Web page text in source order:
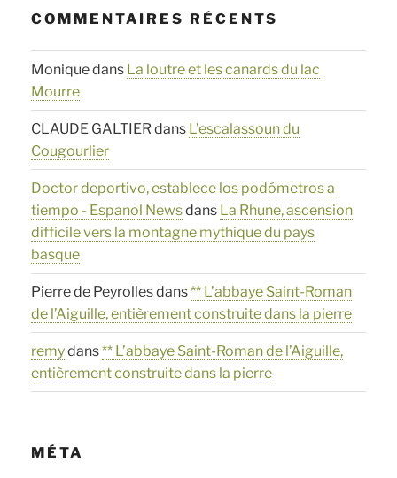
COMMENTAIRES RÉCENTS
Moniquedans La loutre et les canards du lac
Mourre
CLAUDE GALTIERdans L’escalassoun du
Cougourlier
Doctor deportivo, establece los podómetros a
tiempo - Espanol Newsdans La Rhune, ascension
difficile vers la montagne mythique du pays
basque
Pierre de Peyrollesdans** L’abbaye Saint-Roman
de l’Aiguille, entièrement construite dans la pierre
remydans** L’abbaye Saint-Roman de l’Aiguille,
entièrement construite dans la pierre
MÉTA